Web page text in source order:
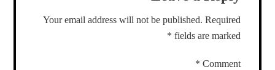
Your email address will not be published. Required
fields are marked
*
Comment
*